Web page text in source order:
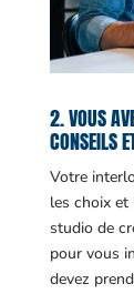
2. VOUS
CONSEILS
Votre
les choix
studio de
pour vous
devez